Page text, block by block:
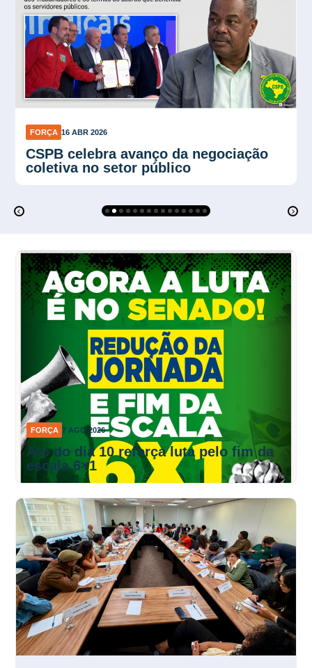
FORÇA 27 MAR 2026
Seminário em Praia Grande é adiado
para o final do mês de abril
FORÇA 7 AGO 2026
Ato do dia 10 reforça luta pelo fim da
escala 6×1